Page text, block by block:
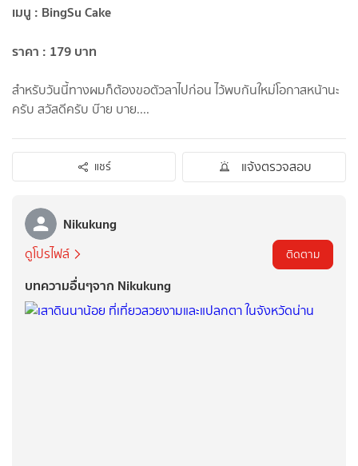
เมนู : BingSu Cake
ราคา : 179 บาท
สำหรับวันนี้ทางผมก็ต้องขอตัวลาไปก่อน ไว้พบกันใหม่โอกาสหน้านะ
ครับ สวัสดีครับ บ๊าย บาย....
แชร์ แจ้งตรวจสอบ
Nikukung
ดูโปรไฟล์ ติดตาม
บทความอื่นๆจาก Nikukung